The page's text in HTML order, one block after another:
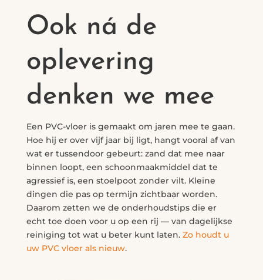
Ook ná de
oplevering
denken we mee
Een PVC-vloer is gemaakt om jaren mee te gaan.
Hoe hij er over vijf jaar bij ligt, hangt vooral af van
wat er tussendoor gebeurt: zand dat mee naar
binnen loopt, een schoonmaakmiddel dat te
agressief is, een stoelpoot zonder vilt. Kleine
dingen die pas op termijn zichtbaar worden.
Daarom zetten we de onderhoudstips die er
echt toe doen voor u op een rij — van dagelijkse
reiniging tot wat u beter kunt laten. Zo houdt u
uw PVC vloer als nieuw.